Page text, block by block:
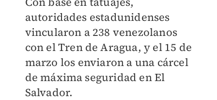
autoridades estadunidenses
vincularon a 238 venezolanos
con el Tren de Aragua, y el 15 de
marzo los enviaron a una cárcel
de máxima seguridad en El
Salvador.